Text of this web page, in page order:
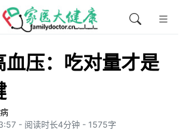
血压：吃对量才是
- 阅读时长4分钟 - 1575字